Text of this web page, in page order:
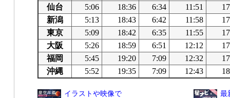
仙台
5:06 18:36 6:34 11:51
新潟
5:13 18:43 6:42 11:58
東京
5:09 18:42 6:35 11:55
大阪
5:26 18:59 6:51 12:12
福岡
5:45 19:20 7:09 12:32
沖縄
5:52 19:35 7:09 12:43
イラストや映像で
最